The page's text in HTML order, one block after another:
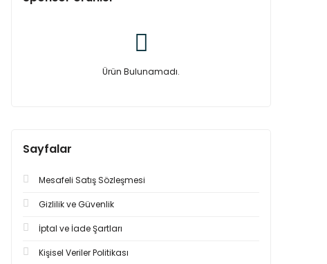
Ürün Bulunamadı.
Sayfalar
Mesafeli Satış Sözleşmesi
Gizlilik ve Güvenlik
İptal ve İade Şartları
Kişisel Veriler Politikası